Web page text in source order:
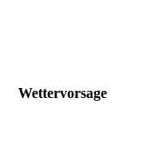
Wettervorsage